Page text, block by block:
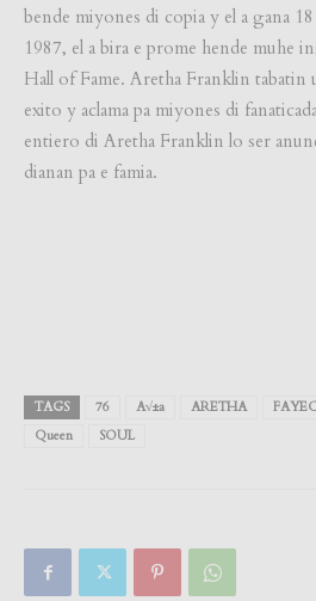
bende miyones di copia y el a gana
1987, el a bira e prome hende muhe
Hall of Fame. Aretha Franklin
exito y aclama pa miyones di
entiero di Aretha Franklin lo ser
dianan pa e famia.
TAGS 76 A√±a ARETHA
Queen
SOUL